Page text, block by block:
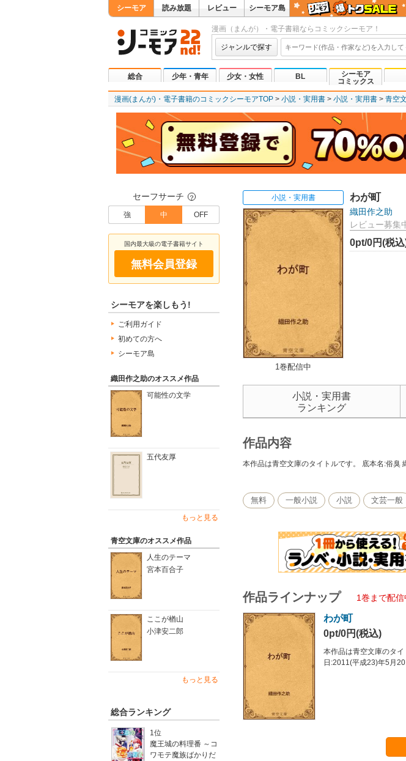
シーモア 読み放題 レビュー シーモア島
漫画（まんが）・電子書籍ならコミックシーモア！
ジャンルで探す
総合 少年・青年 少女・女性 BL
シーモア
コミックス
漫画(まんが)・電子書籍のコミックシーモアTOP 小説・実用書 小説・実用書 青空
セーフサーチ ？
強 中 OFF
国内最大級の電子書籍サイト
無料会員登録
シーモアを楽しもう!
ご利用ガイド
初めての方へ
シーモア島
織田作之助のオススメ作品
可能性の文学
五代友厚
もっと見る
青空文庫のオススメ作品
人生のテーマ
宮本百合子
ここが楢山
小津安二郎
もっと見る
総合ランキング
1位
魔王城の料理番 ～コ
ワモテ魔族ばかりだ
小説・実用書
1巻配信中
わが町
織田作之助
レビュー募集
0pt/0円(税
小説・実用書
ランキング
作品内容
本作品は青空文庫のタイトルです。 底本名:俗臭
無料 一般小説 小説 文芸一般
作品ラインナップ 1巻まで配信
わが町
0pt/0円(税込)
本作品は青空文庫のタ
日:2011(平成23)年5月20